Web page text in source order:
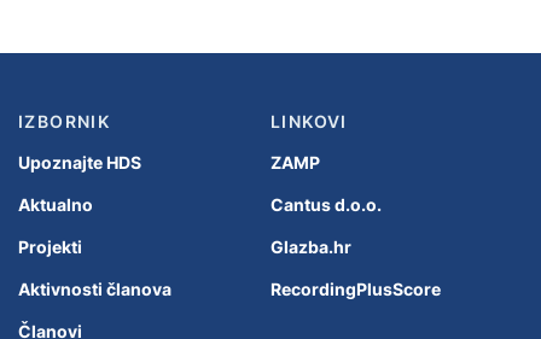
IZBORNIK
Upoznajte HDS
Aktualno
Projekti
Aktivnosti članova
Članovi
LINKOVI
ZAMP
Cantus d.o.o.
Glazba.hr
RecordingPlusScore